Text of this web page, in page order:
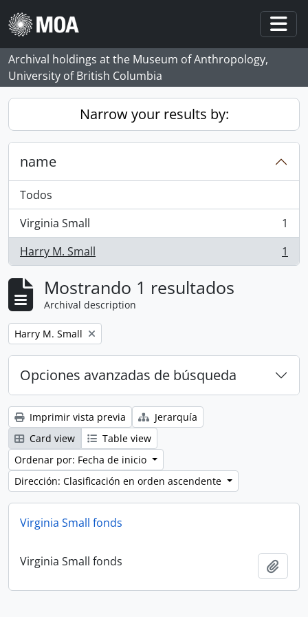
Skip to main content
Archival holdings at the Museum of Anthropology,
University of British Columbia
Narrow your results by:
name
Todos
Virginia Small
, 1 resultados
1
Harry M. Small
, 1 resultados 1
Mostrando 1 resultados
Archival description
Remove filter:
Harry M. Small
Opciones avanzadas de búsqueda
Imprimir vista previa
Jerarquía
Card view
Table view
Ordenar por: Fecha de inicio
Dirección: Clasificación en orden ascendente
Virginia Small fonds
Virginia Small fonds